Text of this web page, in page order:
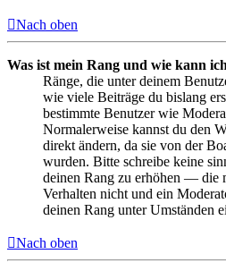
Nach oben
Was ist mein Rang und wie kann
Ränge, die unter deinem
wie viele Beiträge du bislang
bestimmte Benutzer wie
Normalerweise kannst du den
direkt ändern, da sie von der
wurden. Bitte schreibe keine
deinen Rang zu erhöhen — die
Verhalten nicht und ein
deinen Rang unter Umständen
Nach oben